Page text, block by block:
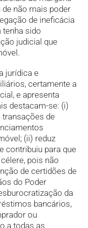
não mais poder
de ineficácia
tenha sido
judicial que
jurídica e
certamente a
e apresenta
destacam-se: (i)
transações de
(ii) reduz
contribuiu para que
pois não
de certidões de
do Poder
da
bancários,
ou
a todas as